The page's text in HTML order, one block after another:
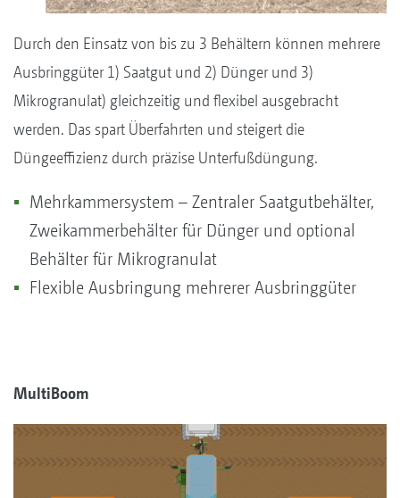
Durch den Einsatz von bis zu 3 Behältern können mehrere
Ausbringgüter 1) Saatgut und 2) Dünger und 3)
Mikrogranulat) gleichzeitig und flexibel ausgebracht
werden. Das spart Überfahrten und steigert die
Düngeeffizienz durch präzise Unterfußdüngung.
Mehrkammersystem – Zentraler Saatgutbehälter,
Zweikammerbehälter für Dünger und optional
Behälter für Mikrogranulat
Flexible Ausbringung mehrerer Ausbringgüter
MultiBoom